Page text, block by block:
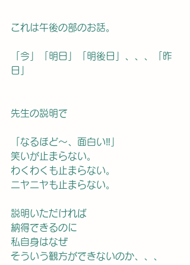
これは午後の部のお話。
「今」「明日」「明後日」、、、「昨
日」
先生の説明で
「なるほど〜、面白い‼️」
笑いが止まらない。
わくわくも止まらない。
ニヤニヤも止まらない。
説明いただければ
納得できるのに
私自身はなぜ
そういう観方ができないのか、、、